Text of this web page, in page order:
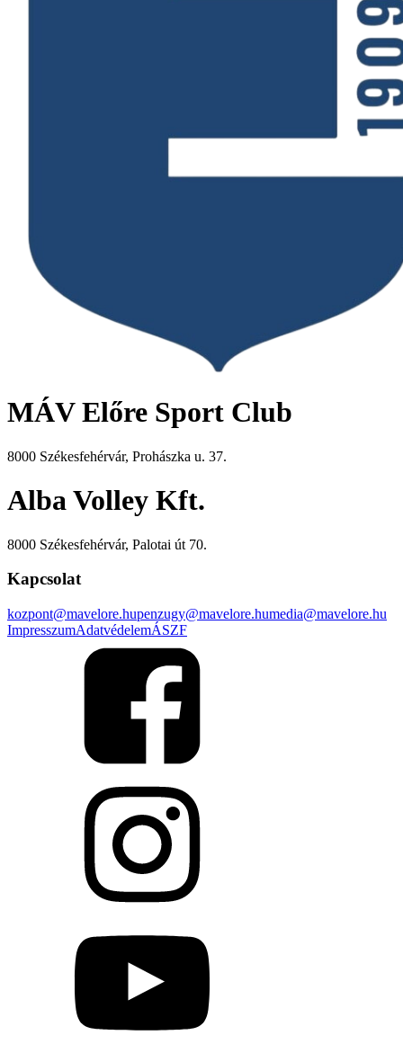
MÁV Előre Sport Club
8000 Székesfehérvár, Prohászka u. 37.
Alba Volley Kft.
8000 Székesfehérvár, Palotai út 70.
Kapcsolat
kozpont@mavelore.hupenzugy@mavelore.humedia@mavelore.hu
ImpresszumAdatvédelemÁSZF